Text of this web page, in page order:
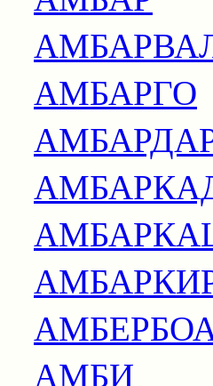
АМБАРГО
АМБИ